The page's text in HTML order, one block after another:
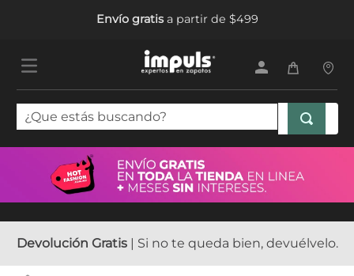
Envío gratisa partir de $499
¿Que estás buscando?
Devolución Gratis| Si no te queda bien, devuélvelo.
TÉRMINOS MÁS BUSCADOS
tenis mujer
3.
tenis hombre
4.
botas mujer